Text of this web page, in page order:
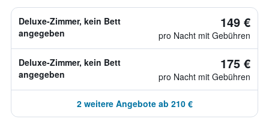
Deluxe-Zimmer, kein Bett
angegeben
149 €
pro Nacht mit Gebühren
Deluxe-Zimmer, kein Bett
angegeben
175 €
pro Nacht mit Gebühren
2 weitere Angebote ab 210 €